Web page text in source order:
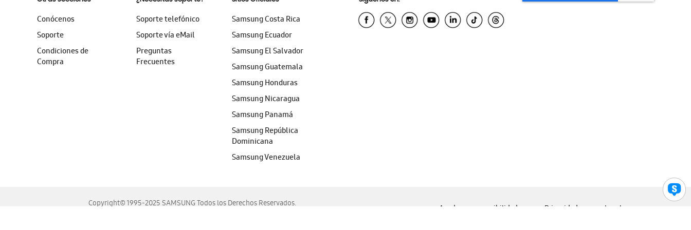
Conócenos
Soporte
Condiciones de
Compra
Soporte telefónico
Soporte vía eMail
Preguntas
Frecuentes
Samsung Costa Rica
Samsung Ecuador
Samsung El Salvador
Samsung Guatemala
Samsung Honduras
Samsung Nicaragua
Samsung Panamá
Samsung República
Dominicana
Samsung Venezuela
Copyright© 1995-2025 SAMSUNG Todos los Derechos Reservados.
Ayuda para accesibilidad Privacidad Legal